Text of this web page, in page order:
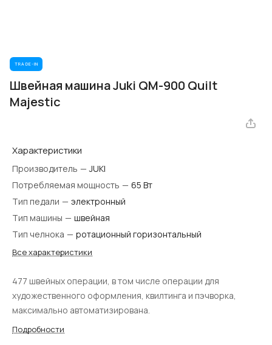
TRADE-IN
Швейная машина Juki QM-900 Quilt
Majestic
Характеристики
Производитель — JUKI
Потребляемая мощность — 65 Вт
Тип педали — электронный
Тип машины — швейная
Тип челнока — ротационный горизонтальный
Все характеристики
477 швейных операции, в том числе операции для
художественного оформления, квилтинга и пэчворка,
максимально автоматизирована.
Подробности